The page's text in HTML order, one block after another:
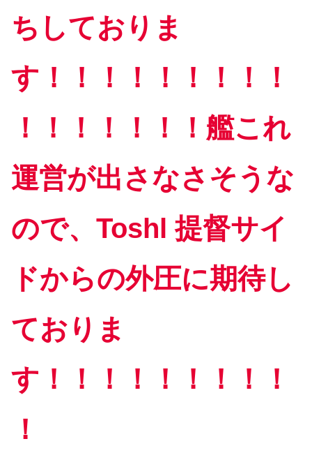
ちしておりま
す！！！！！！！！！
！！！！！！！艦これ
運営が出さなさそうな
ので、Toshl 提督サイ
ドからの外圧に期待し
ておりま
す！！！！！！！！！
！